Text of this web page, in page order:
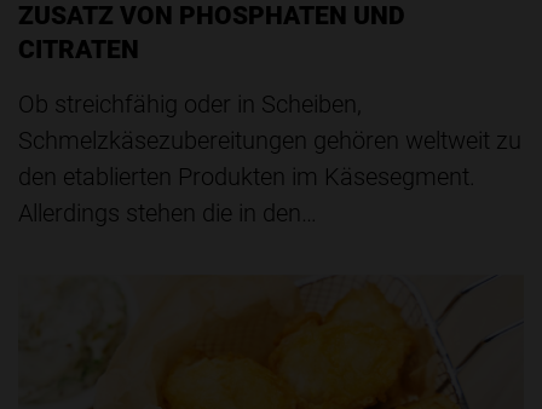
ZUSATZ VON PHOSPHATEN UND
CITRATEN
Ob streichfähig oder in Scheiben,
Schmelzkäsezubereitungen gehören weltweit zu
den etablierten Produkten im Käsesegment.
Allerdings stehen die in den…